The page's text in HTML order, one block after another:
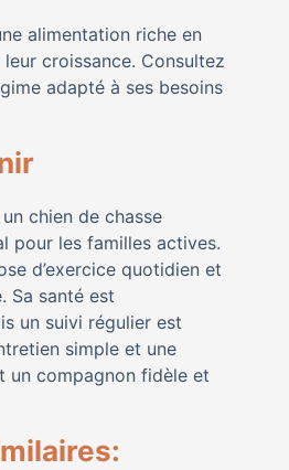
alimentation riche en
croissance. Consultez
adapté à ses besoins
chien de chasse
pour les familles actives.
d’exercice quotidien et
Sa santé est
un suivi régulier est
simple et une
un compagnon fidèle et